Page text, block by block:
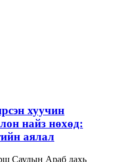
хуучин
найз нөхөд:
аялал
Саудын Араб дахь